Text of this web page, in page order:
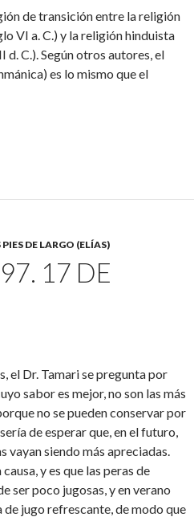
de transición entre la religión
VI a. C.) y la religión hinduista
d. C.). Según otros autores, el
es lo mismo que el
DE LARGO (ELÍAS)
17 DE
el Dr. Tamari se pregunta por
sabor es mejor, no son las más
no se pueden conservar por
de esperar que, en el futuro,
vayan siendo más apreciadas.
y es que las peras de
ser poco jugosas, y en verano
jugo refrescante, de modo que